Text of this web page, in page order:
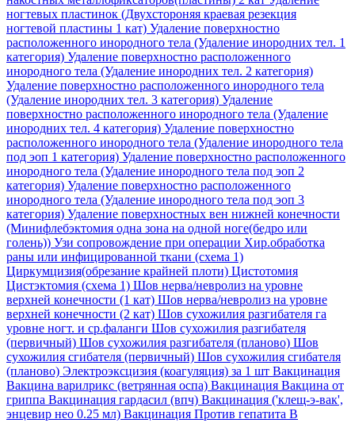
ногтевых пластинок (Двухстороняя краевая резекция
ногтевой пластины 1 кат) Удаление поверхностно
расположенного инородного тела (Удаление инородних тел. 1
категория) Удаление поверхностно расположенного
инородного тела (Удаление инородних тел. 2 категория)
Удаление поверхностно расположенного инородного тела
(Удаление инородних тел. 3 категория) Удаление
поверхностно расположенного инородного тела (Удаление
инородних тел. 4 категория) Удаление поверхностно
расположенного инородного тела (Удаление инородного тела
под эоп 1 категория) Удаление поверхностно расположенного
инородного тела (Удаление инородного тела под эоп 2
категория) Удаление поверхностно расположенного
инородного тела (Удаление инородного тела под эоп 3
категория) Удаление поверхностных вен нижней конечности
(Минифлебэктомия одна зона на одной ноге(бедро или
голень)) Узи сопровождение при операции Хир.обработка
раны или инфицированной ткани (схема 1)
Циркумцизия(обрезание крайней плоти) Цистотомия
Цистэктомия (схема 1) Шов нерва/невролиз на уровне
верхней конечности (1 кат) Шов нерва/невролиз на уровне
верхней конечности (2 кат) Шов сухожилия разгибателя га
уровне ногт. и ср.фаланги Шов сухожилия разгибателя
(первичный) Шов сухожилия разгибателя (планово) Шов
сухожилия сгибателя (первичный) Шов сухожилия сгибателя
(планово) Электроэксцизия (коагуляция) за 1 шт Вакцинация
Вакцина варилрикс (ветрянная оспа) Вакцинация Вакцина от
гриппа Вакцинация гардасил (впч) Вакцинация ('клещ-э-вак',
энцевир нео 0.25 мл) Вакцинация Против гепатита В